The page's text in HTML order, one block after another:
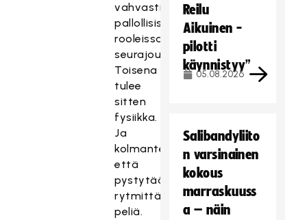
vahvasti
pallollisissa
rooleissa
seurajoukkueissaankin.
Toisena
tulee
sitten
fysiikka.
Ja
kolmantena,
että
pystytään
rytmittämään
peliä.
Reilu
Aikuinen -
pilotti
käynnistyy”
05.08.2026
Salibandyliito
n varsinainen
kokous
marraskuuss
a – näin